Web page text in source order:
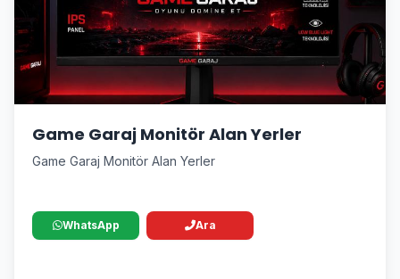
Game Garaj Monitör Alan Yerler
Game Garaj Monitör Alan Yerler
WhatsApp Ara